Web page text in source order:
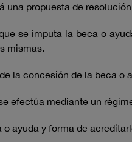
una propuesta de
se imputa la beca o
mismas.
la concesión de la beca o
efectúa mediante un
ayuda y forma de